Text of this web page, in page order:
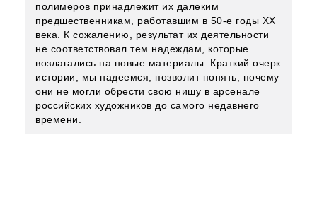
полимеров принадлежит их далеким
предшественникам, работавшим в 50-е годы XX
века. К сожалению, результат их деятельности
не соответствовал тем надеждам, которые
возлагались на новые материалы. Краткий очерк
истории, мы надеемся, позволит понять, почему
они не могли обрести свою нишу в арсенале
российских художников до самого недавнего
времени.